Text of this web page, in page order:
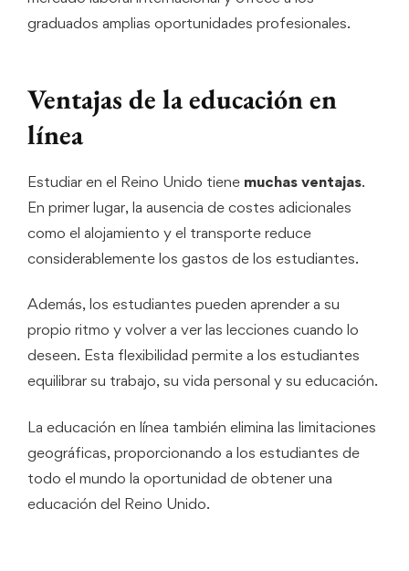
graduados amplias oportunidades profesionales.
Ventajas de la educación en
línea
Estudiar en el Reino Unido tiene muchas ventajas.
En primer lugar, la ausencia de costes adicionales
como el alojamiento y el transporte reduce
considerablemente los gastos de los estudiantes.
Además, los estudiantes pueden aprender a su
propio ritmo y volver a ver las lecciones cuando lo
deseen. Esta flexibilidad permite a los estudiantes
equilibrar su trabajo, su vida personal y su educación.
La educación en línea también elimina las limitaciones
geográficas, proporcionando a los estudiantes de
todo el mundo la oportunidad de obtener una
educación del Reino Unido.